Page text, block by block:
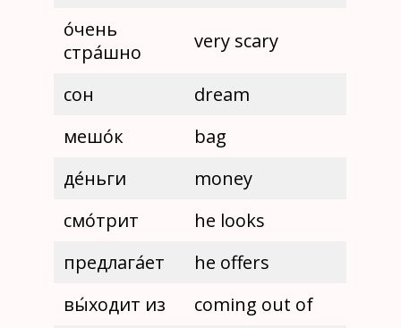
о́чень
стра́шно
very scary
сон
dream
мешо́к
bag
де́ньги
money
смо́трит
he looks
предлага́ет
he offers
вы́ходит из
coming out of